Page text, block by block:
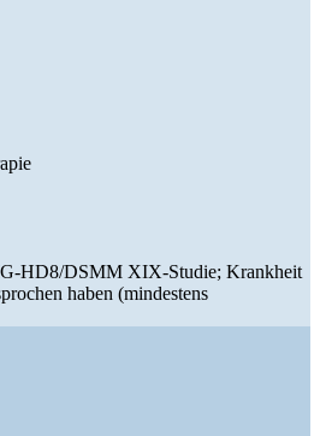
HD8/DSMM XIX-Studie; Krankheit
haben (mindestens